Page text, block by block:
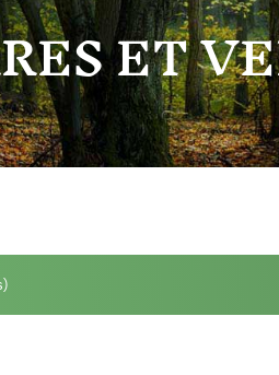
ET